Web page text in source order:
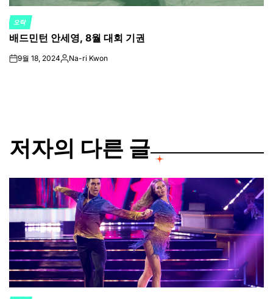
POSTED
IN
오락
배드민턴 안세영, 8월 대회 기권
on9월 18, 2024Posted
Na-ri Kwon
저자의 다른 글